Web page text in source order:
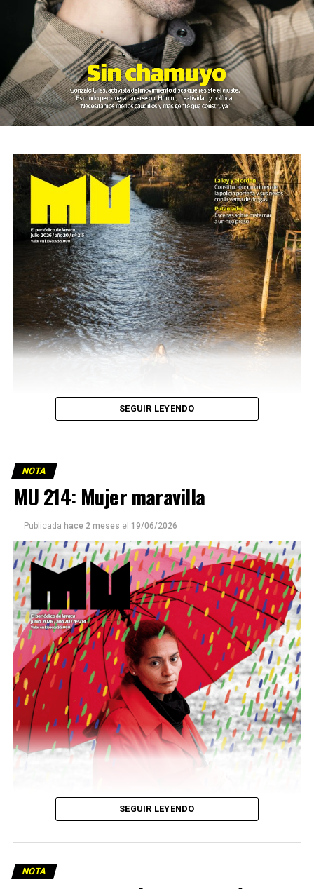
Este número 215 de MU ☝️viene con doble tapa, que
podría ser una frase:
Sin chamuyo, a remarla.
Descargar la Mu en PDF
SEGUIR LEYENDO
NOTA
MU 214: Mujer maravilla
Publicada hace 2 meses el 19/06/2026
SEGUIR LEYENDO
NOTA